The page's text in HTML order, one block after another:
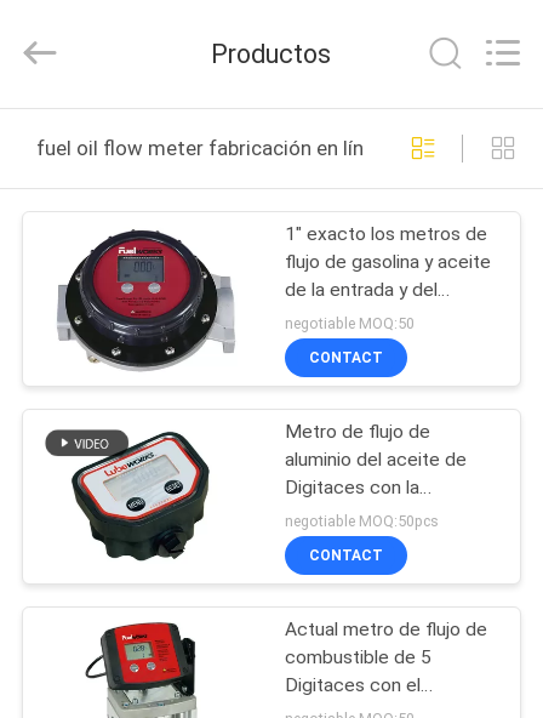
HOGAR
PRODUCTOS
VÍDEOS
SOBRE
NOSOTROS
TOUR
FÁBRICA
CONTROL
Productos
fuel oil flow meter fabricación en línea
1" exacto los metros de
flujo de gasolina y aceite
de la entrada y del
mercado con la
exhibición del LCD, cara
ajustó 360º
negotiable MOQ:50
CONTACT
Metro de flujo de
aluminio del aceite de
Digitaces con la
exhibición del LCD
accionada por la batería
3.6V
negotiable MOQ:50pcs
CONTACT
Actual metro de flujo de
combustible de 5
Digitaces con el
indicador de batería bajo